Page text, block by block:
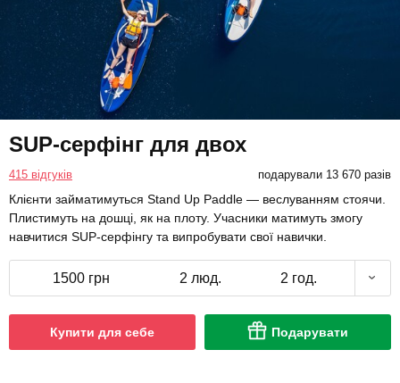
SUP-серфінг для двох
415 відгуків подарували 13 670 разів
Клієнти займатимуться Stand Up Paddle — веслуванням стоячи.
Плистимуть на дошці, як на плоту. Учасники матимуть змогу
навчитися SUP-серфінгу та випробувати свої навички.
1500 грн 2 люд. 2 год.
Купити для себе Подарувати